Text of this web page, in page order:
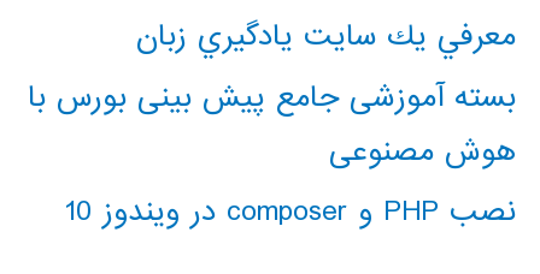
معرفي يك سايت يادگيري زبان
بسته آموزشی جامع پیش بینی بورس با
هوش مصنوعی
نصب PHP و composer در ویندوز 10